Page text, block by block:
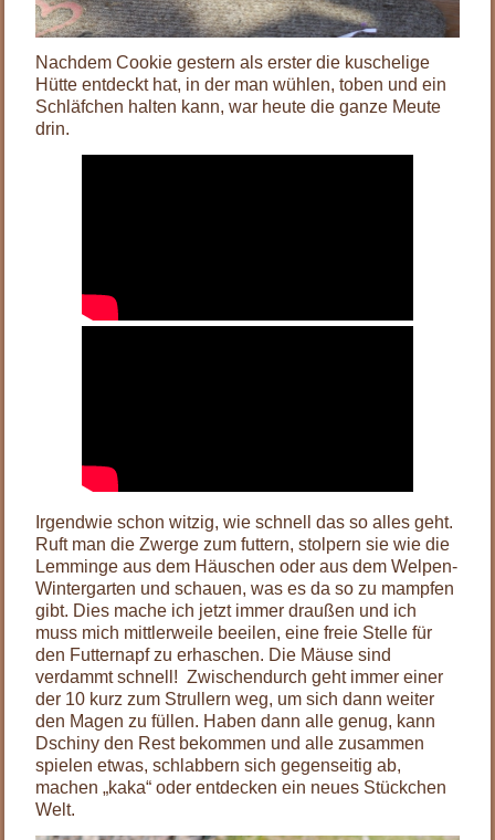
Nachdem Cookie gestern als erster die kuschelige
Hütte entdeckt hat, in der man wühlen, toben und ein
Schläfchen halten kann, war heute die ganze Meute
drin.
Irgendwie schon witzig, wie schnell das so alles geht.
Ruft man die Zwerge zum futtern, stolpern sie wie die
Lemminge aus dem Häuschen oder aus dem Welpen-
Wintergarten und schauen, was es da so zu mampfen
gibt. Dies mache ich jetzt immer draußen und ich
muss mich mittlerweile beeilen, eine freie Stelle für
den Futternapf zu erhaschen. Die Mäuse sind
verdammt schnell! Zwischendurch geht immer einer
der 10 kurz zum Strullern weg, um sich dann weiter
den Magen zu füllen. Haben dann alle genug, kann
Dschiny den Rest bekommen und alle zusammen
spielen etwas, schlabbern sich gegenseitig ab,
machen „kaka“ oder entdecken ein neues Stückchen
Welt.